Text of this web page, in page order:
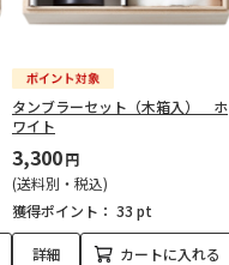
タンブラーセット（木箱入） ホ
ワイト
3,300円
(送料別・税込)
獲得ポイント： 33 pt
詳細 カートに入れる